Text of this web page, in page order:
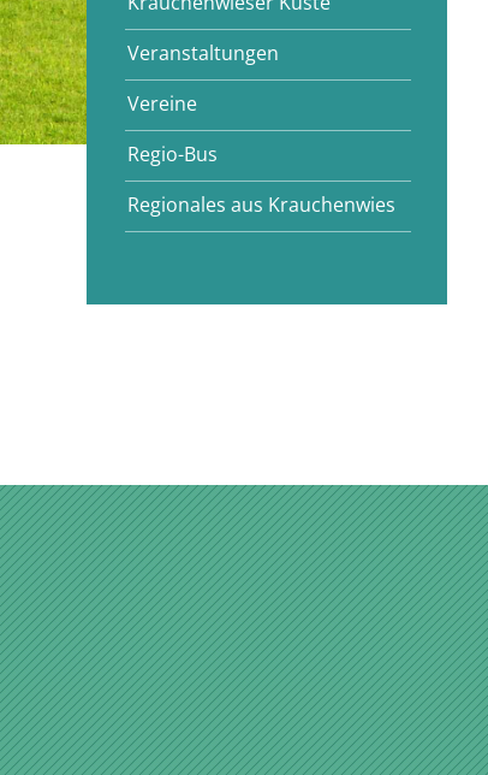
Veranstaltungen
Vereine
Regio-Bus
Regionales aus Krauchenwies